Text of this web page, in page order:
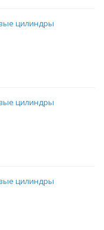
цилиндры
цилиндры
цилиндры